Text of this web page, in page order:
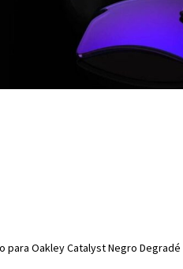
para Oakley Catalyst Negro Degradé